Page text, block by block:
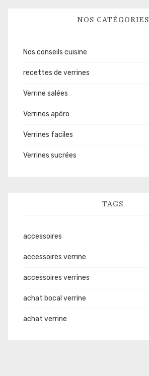
NOS CATÉGORIES
Nos conseils cuisine
recettes de verrines
Verrine salées
Verrines apéro
Verrines faciles
Verrines sucrées
TAGS
accessoires
accessoires verrine
accessoires verrines
achat bocal verrine
achat verrine